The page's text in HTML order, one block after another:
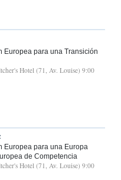
Europea para una Transición
Hotel (71, Av. Louise) 9:00
Europea para una Europa
de Competencia
Hotel (71, Av. Louise) 9:00